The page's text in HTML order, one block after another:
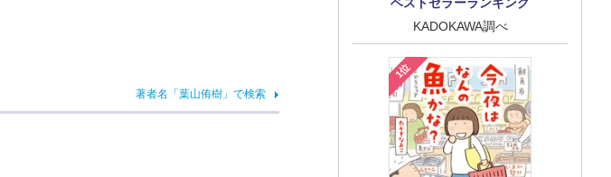
KADOKAWA調べ
1位
著者名「葉山侑樹」で検索